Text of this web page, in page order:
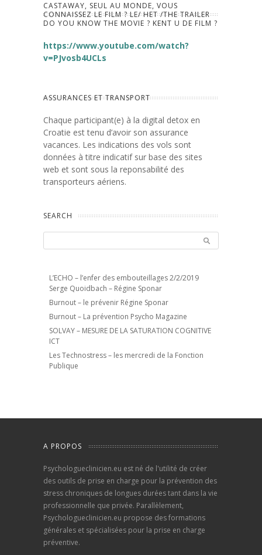
CASTAWAY, SEUL AU MONDE, VOUS
CONNAISSEZ LE FILM ? LE/ HET /THE TRAILER
DO YOU KNOW THE MOVIE ? KENT U DE FILM ?
https://www.youtube.com/watch?
v=PJvosb4UCLs
ASSURANCES ET TRANSPORT
Chaque participant(e) à la digital detox en
Croatie est tenu d’avoir son assurance
vacances. Les indications des vols sont
données à titre indicatif sur base des sites
web et sont sous la reponsabilité des
transporteurs aériens.
SEARCH
L’ECHO – l’enfer des embouteillages 2/2/2019
Serge Quoidbach – Régine Sponar
Burnout – le prévenir Régine Sponar
Burnout – La prévention Psycho Magazine
SOLVAY – MESURE DE LA SATURATION COGNITIVE
ICT
Les Technostress – les mercredi de la Fonction
Publique
A PROPOS
Psychologueclinicien.eu est né de l'utilité de créer
des outils de prise en charge pour la prévention des
stress chroniques de longues durées tant dans la vie
professionnelle que privée. Parallèlement,
Psychologueclinicien.eu propose des formations
générales et spécialisées pour la prise en charge
préventive.